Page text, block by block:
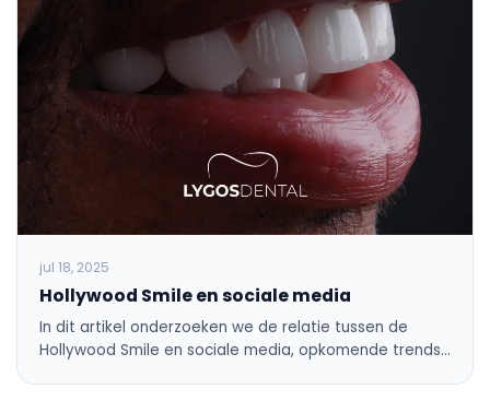
jul 18, 2025
Hollywood Smile en sociale media
In dit artikel onderzoeken we de relatie tussen de
Hollywood Smile en sociale media, opkomende trends…